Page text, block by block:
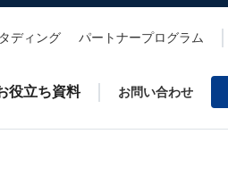
ディング パートナープログラム
役立ち資料 お問い合わせ